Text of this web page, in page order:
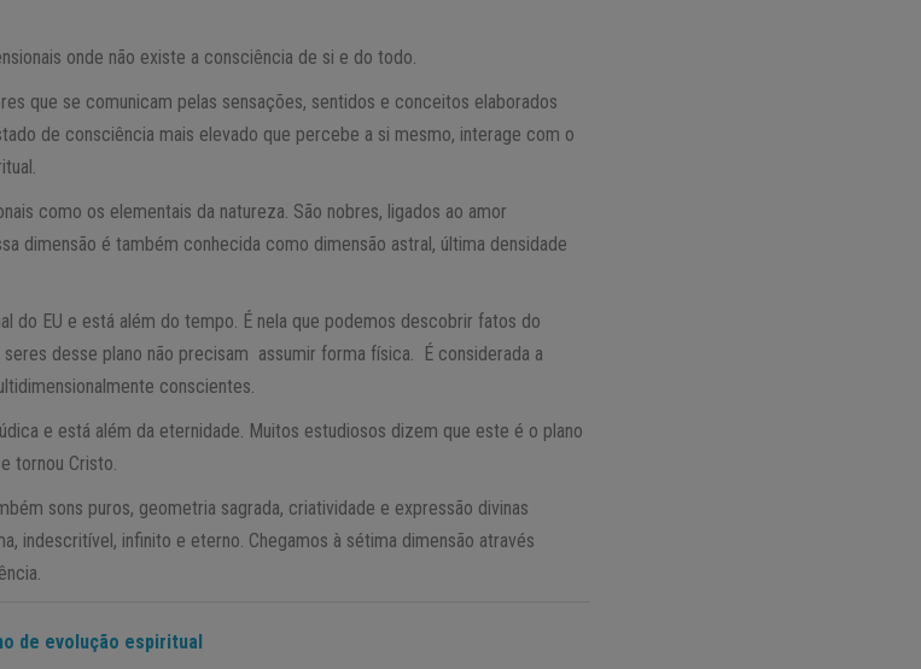
onde não existe a consciência de si e do todo.
que se comunicam pelas sensações, sentidos e conceitos elaborados
de consciência mais elevado que percebe a si mesmo, interage com o
como os elementais da natureza. São nobres, ligados ao amor
dimensão é também conhecida como dimensão astral, última densidade
do EU e está além do tempo. É nela que podemos descobrir fatos do
desse plano não precisam assumir forma física. É considerada a
conscientes.
e está além da eternidade. Muitos estudiosos dizem que este é o plano
tornou Cristo.
sons puros, geometria sagrada, criatividade e expressão divinas
indescritível, infinito e eterno. Chegamos à sétima dimensão através
de evolução espiritual